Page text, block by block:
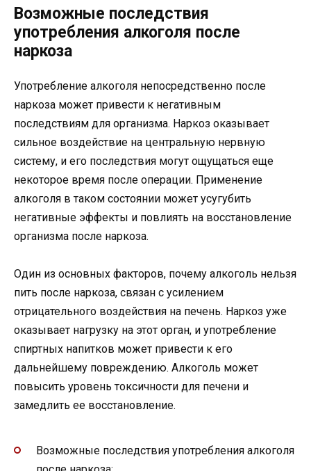
Возможные последствия
употребления алкоголя после
наркоза
Употребление алкоголя непосредственно после
наркоза может привести к негативным
последствиям для организма. Наркоз оказывает
сильное воздействие на центральную нервную
систему, и его последствия могут ощущаться еще
некоторое время после операции. Применение
алкоголя в таком состоянии может усугубить
негативные эффекты и повлиять на восстановление
организма после наркоза.
Один из основных факторов, почему алкоголь нельзя
пить после наркоза, связан с усилением
отрицательного воздействия на печень. Наркоз уже
оказывает нагрузку на этот орган, и употребление
спиртных напитков может привести к его
дальнейшему повреждению. Алкоголь может
повысить уровень токсичности для печени и
замедлить ее восстановление.
Возможные последствия употребления алкоголя